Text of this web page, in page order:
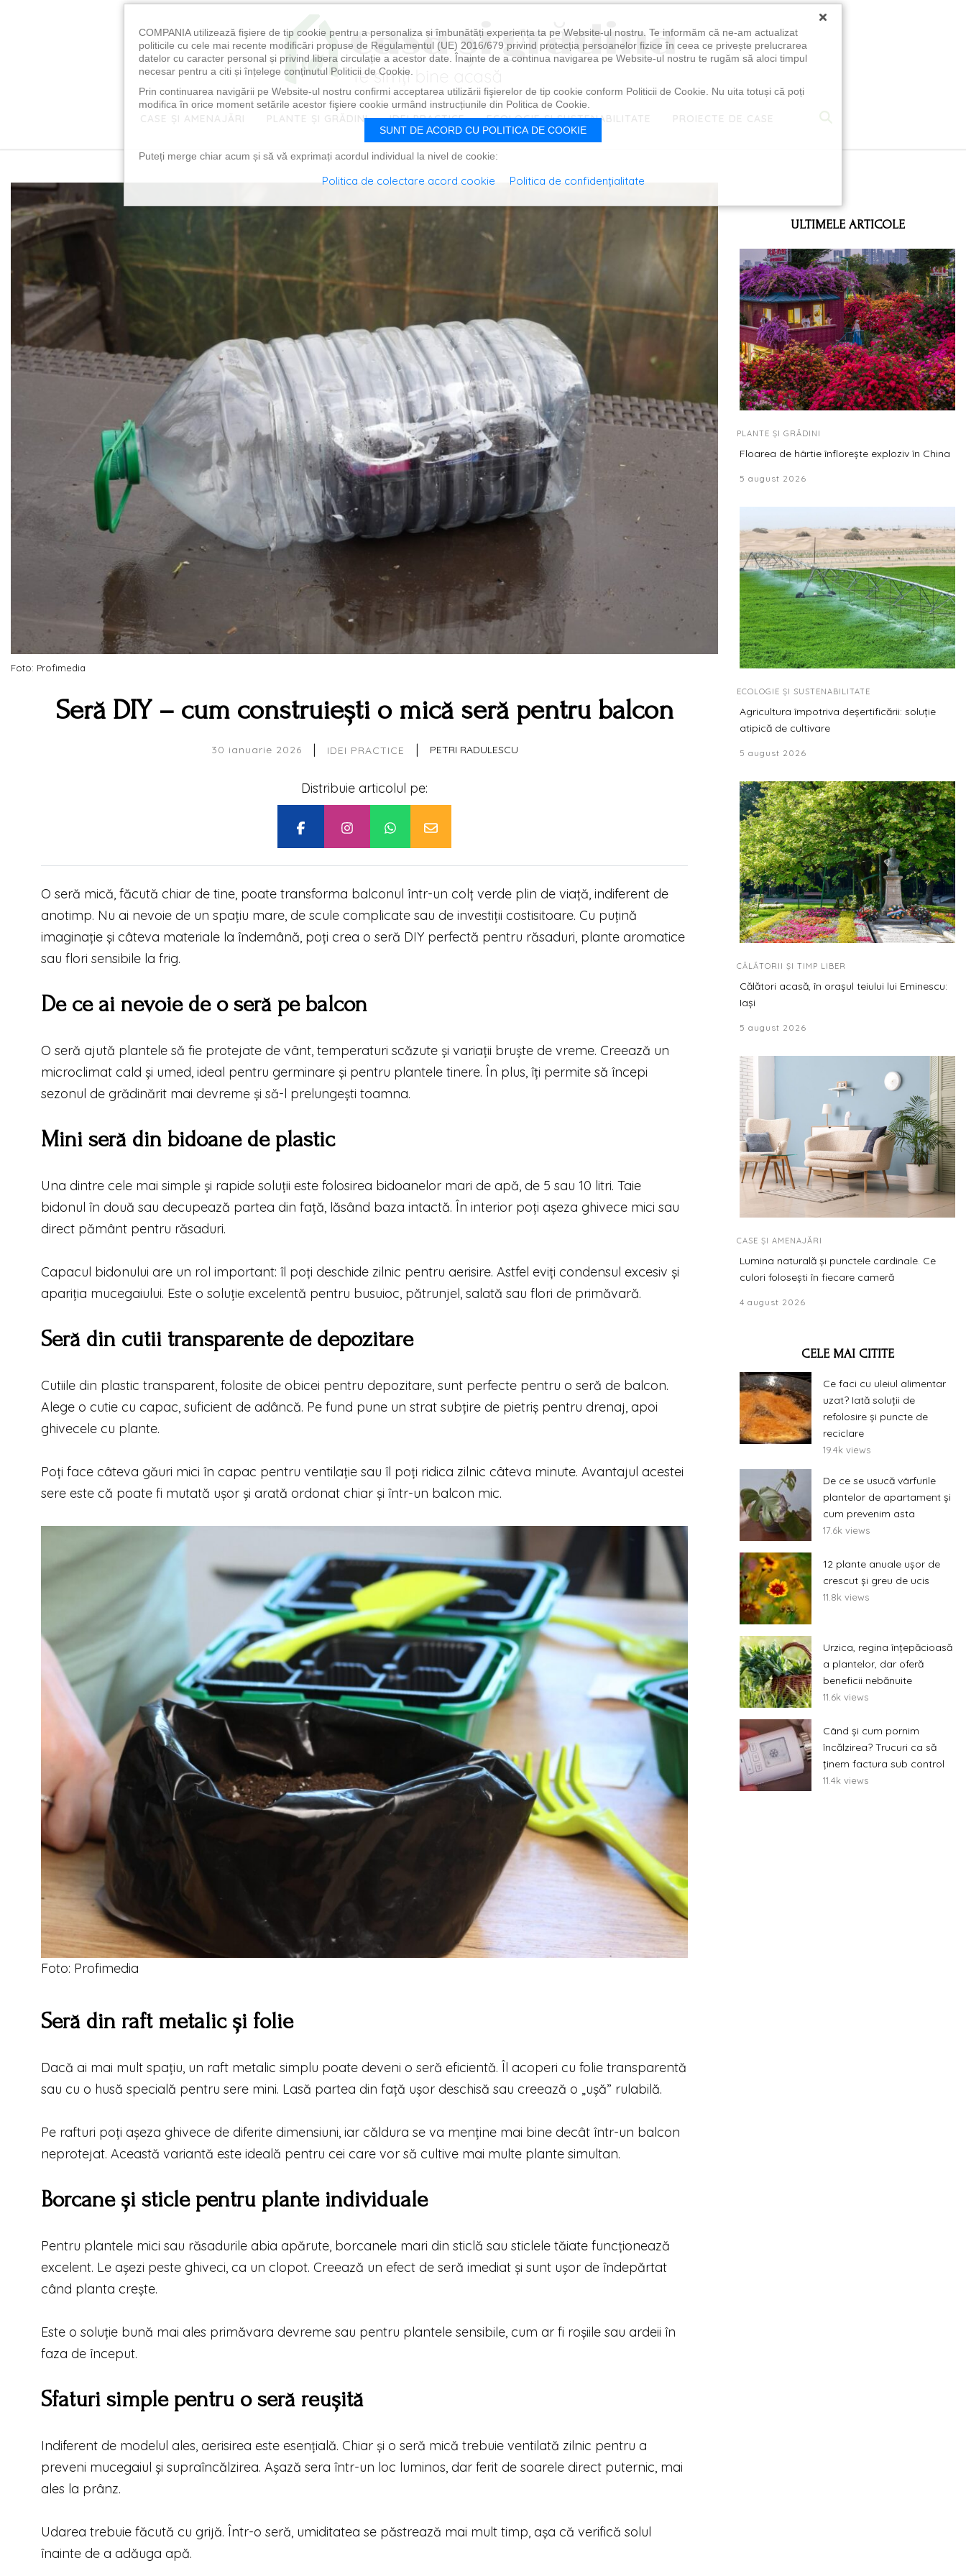
CASE ȘI AMENAJĂRI PLANTE ȘI GRĂDINI IDEI PRACTICE ECOLOGIE ȘI SUSTENABILITATE PROIECTE DE CASE
Foto: Profimedia
Seră DIY – cum construiești o mică seră pentru balcon
30 ianuarie 2026 | IDEI PRACTICE | PETRI RADULESCU
Distribuie articolul pe:
O seră mică, făcută chiar de tine, poate transforma balconul într-un colț verde plin de viață, indiferent de
anotimp. Nu ai nevoie de un spațiu mare, de scule complicate sau de investiții costisitoare. Cu puțină
imaginație și câteva materiale la îndemână, poți crea o seră DIY perfectă pentru răsaduri, plante aromatice
sau flori sensibile la frig.
De ce ai nevoie de o seră pe balcon
O seră ajută plantele să fie protejate de vânt, temperaturi scăzute și variații bruște de vreme. Creează un
microclimat cald și umed, ideal pentru germinare și pentru plantele tinere. În plus, îți permite să începi
sezonul de grădinărit mai devreme și să-l prelungești toamna.
Mini seră din bidoane de plastic
Una dintre cele mai simple și rapide soluții este folosirea bidoanelor mari de apă, de 5 sau 10 litri. Taie
bidonul în două sau decupează partea din față, lăsând baza intactă. În interior poți așeza ghivece mici sau
direct pământ pentru răsaduri.
Capacul bidonului are un rol important: îl poți deschide zilnic pentru aerisire. Astfel eviți condensul excesiv și
apariția mucegaiului. Este o soluție excelentă pentru busuioc, pătrunjel, salată sau flori de primăvară.
Seră din cutii transparente de depozitare
Cutiile din plastic transparent, folosite de obicei pentru depozitare, sunt perfecte pentru o seră de balcon.
Alege o cutie cu capac, suficient de adâncă. Pe fund pune un strat subțire de pietriș pentru drenaj, apoi
ghivecele cu plante.
Poți face câteva găuri mici în capac pentru ventilație sau îl poți ridica zilnic câteva minute. Avantajul acestei
sere este că poate fi mutată ușor și arată ordonat chiar și într-un balcon mic.
Foto: Profimedia
Seră din raft metalic și folie
Dacă ai mai mult spațiu, un raft metalic simplu poate deveni o seră eficientă. Îl acoperi cu folie transparentă
sau cu o husă specială pentru sere mini. Lasă partea din față ușor deschisă sau creează o „ușă” rulabilă.
Pe rafturi poți așeza ghivece de diferite dimensiuni, iar căldura se va menține mai bine decât într-un balcon
neprotejat. Această variantă este ideală pentru cei care vor să cultive mai multe plante simultan.
Borcane și sticle pentru plante individuale
Pentru plantele mici sau răsadurile abia apărute, borcanele mari din sticlă sau sticlele tăiate funcționează
excelent. Le așezi peste ghiveci, ca un clopot. Creează un efect de seră imediat și sunt ușor de îndepărtat
când planta crește.
Este o soluție bună mai ales primăvara devreme sau pentru plantele sensibile, cum ar fi roșiile sau ardeii în
faza de început.
Sfaturi simple pentru o seră reușită
Indiferent de modelul ales, aerisirea este esențială. Chiar și o seră mică trebuie ventilată zilnic pentru a
preveni mucegaiul și supraîncălzirea. Așază sera într-un loc luminos, dar ferit de soarele direct puternic, mai
ales la prânz.
Udarea trebuie făcută cu grijă. Într-o seră, umiditatea se păstrează mai mult timp, așa că verifică solul
înainte de a adăuga apă.
ULTIMELE ARTICOLE
PLANTE ȘI GRĂDINI
Floarea de hârtie înflorește exploziv în China
5 august 2026
ECOLOGIE ȘI SUSTENABILITATE
Agricultura împotriva deșertificării: soluție
atipică de cultivare
5 august 2026
CĂLĂTORII ȘI TIMP LIBER
Călători acasă, în orașul teiului lui Eminescu:
Iași
5 august 2026
CASE ȘI AMENAJĂRI
Lumina naturală și punctele cardinale. Ce
culori folosești în fiecare cameră
4 august 2026
CELE MAI CITITE
Ce faci cu uleiul alimentar
uzat? Iată soluții de
refolosire și puncte de
reciclare
19.4k views
De ce se usucă vârfurile
plantelor de apartament și
cum prevenim asta
17.6k views
12 plante anuale ușor de
crescut și greu de ucis
11.8k views
Urzica, regina înțepăcioasă
a plantelor, dar oferă
beneficii nebănuite
11.6k views
Când și cum pornim
încălzirea? Trucuri ca să
ținem factura sub control
11.4k views
×
COMPANIA utilizează fişiere de tip cookie pentru a personaliza și îmbunătăți experiența ta pe Website-ul nostru. Te informăm că ne-am actualizat
politicile cu cele mai recente modificări propuse de Regulamentul (UE) 2016/679 privind protecția persoanelor fizice în ceea ce privește prelucrarea
datelor cu caracter personal și privind libera circulație a acestor date. Înainte de a continua navigarea pe Website-ul nostru te rugăm să aloci timpul
necesar pentru a citi și înțelege conținutul Politicii de Cookie.
Prin continuarea navigării pe Website-ul nostru confirmi acceptarea utilizării fişierelor de tip cookie conform Politicii de Cookie. Nu uita totuși că poți
modifica în orice moment setările acestor fişiere cookie urmând instrucțiunile din Politica de Cookie.
SUNT DE ACORD CU POLITICA DE COOKIE
Puteți merge chiar acum și să vă exprimați acordul individual la nivel de cookie:
Politica de colectare acord cookie Politica de confidențialitate